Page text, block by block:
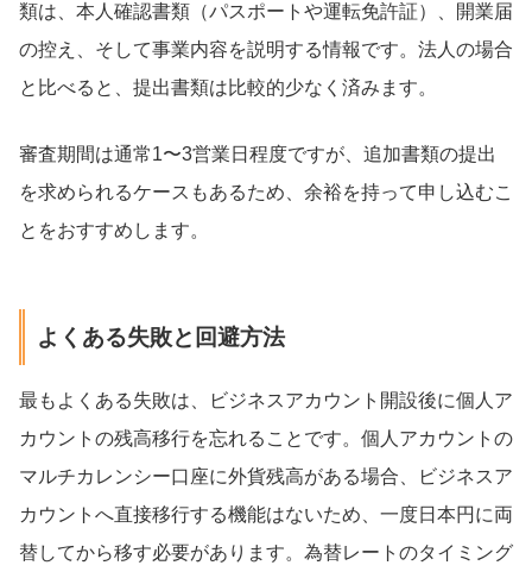
類は、本人確認書類（パスポートや運転免許証）、開業届
の控え、そして事業内容を説明する情報です。法人の場合
と比べると、提出書類は比較的少なく済みます。
審査期間は通常1〜3営業日程度ですが、追加書類の提出
を求められるケースもあるため、余裕を持って申し込むこ
とをおすすめします。
よくある失敗と回避方法
最もよくある失敗は、ビジネスアカウント開設後に個人ア
カウントの残高移行を忘れることです。個人アカウントの
マルチカレンシー口座に外貨残高がある場合、ビジネスア
カウントへ直接移行する機能はないため、一度日本円に両
替してから移す必要があります。為替レートのタイミング